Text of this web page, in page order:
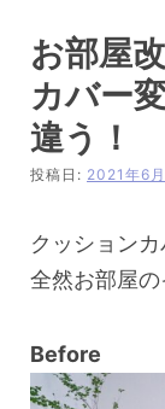
お部屋
カバー
違う！
投稿日: 2021年6
クッションカ
全然お部屋の
Before